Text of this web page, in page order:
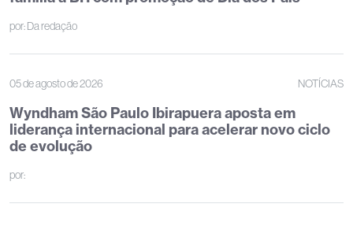
por:Da redação
05 de agosto de 2026 NOTÍCIAS
Wyndham São Paulo Ibirapuera aposta em
liderança internacional para acelerar novo ciclo
de evolução
por: